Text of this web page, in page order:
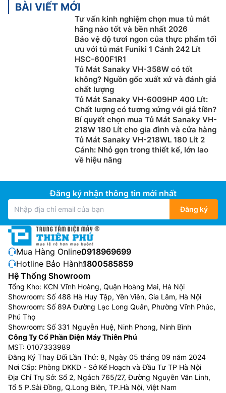
Gas R600a thân thiện với môi trường
Sanaky inverter 350 lít VH-358K3L dùng
gas R600a cho hiệu suất hoạt động cao, thân thiện
mới môi trường và an toàn cho người sử dụng.
tủ mát inverterSanaky VH-358K3L có nhiều
ngăn để đồ có thể di chuyển nên khách hàng có thể
thay đổi vị trí giúp tận dụng tối đa không gian sử
dụng. Đồng thời các kệ để đồ di chuyển linh hoạt giúp
BÀI VIẾT MỚI
Tư vấn kinh nghiệm chọn mua tủ mát
hãng nào tốt và bền nhất 2026
Bảo vệ độ tươi ngon của thực phẩm tối
ưu với tủ mát Funiki 1 Cánh 242 Lít
HSC-600F1R1
Tủ Mát Sanaky VH-358W có tốt
không? Nguồn gốc xuất xứ và đánh giá
chất lượng
Tủ Mát Sanaky VH-6009HP 400 Lít:
Chất lượng có tương xứng với giá tiền?
Bí quyết chọn mua Tủ Mát Sanaky VH-
218W 180 Lít cho gia đình và cửa hàng
Tủ Mát Sanaky VH-218WL 180 Lít 2
Cánh: Nhỏ gọn trong thiết kế, lớn lao
về hiệu năng
Đăng ký nhận thông tin mới nhất
Đăng ký
Mua Hàng Online:0918969699
Hotline Bảo Hành:1800585859
Hệ Thống Showroom
Tổng Kho: KCN Vĩnh Hoàng, Quận Hoàng Mai, Hà Nội
Showroom: Số 488 Hà Huy Tập, Yên Viên, Gia Lâm, Hà Nội
Showroom: Số 89A Đường Lạc Long Quân, Phường Vĩnh Phúc,
Phú Thọ
Showroom: Số 331 Nguyễn Huệ, Ninh Phong, Ninh Bình
Công Ty Cổ Phần Điện Máy Thiên Phú
MST: 0107333989
Đăng Ký Thay Đổi Lần Thứ: 8, Ngày 05 tháng 09 năm 2024
Nơi Cấp: Phòng DKKD - Sở Kế Hoạch và Đầu Tư TP Hà Nội
Địa Chỉ Trụ Sở: Số 2, Ngách 765/27, Đường Nguyễn Văn Linh,
Tổ 5 P.Sài Đồng, Q.Long Biên, TP.Hà Nội, Việt Nam